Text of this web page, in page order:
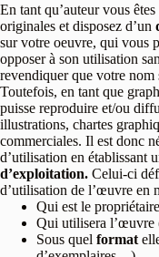
En tant qu’auteur vous
originales et disposez d’un
sur votre oeuvre, qui vous
opposer à son utilisation
revendiquer que votre nom
Toutefois, en tant que
puisse reproduire et/ou
illustrations, chartes
commerciales. Il est donc
d’utilisation en établissant
d’exploitation. Celui-ci
d’utilisation de l’œuvre en
Qui est le
Qui utilisera l’œuvre
Sous quel format